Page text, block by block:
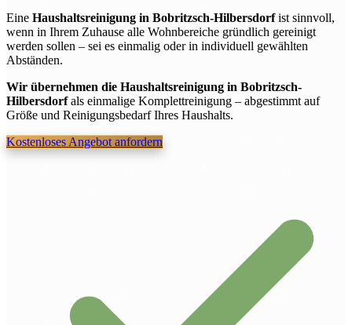
Eine Haushaltsreinigung in Bobritzsch-Hilbersdorfist sinnvoll,
wenn in Ihrem Zuhause alle Wohnbereiche gründlich gereinigt
werden sollen – sei es einmalig oder in individuell gewählten
Abständen.
Wir übernehmen die Haushaltsreinigung in Bobritzsch-
Hilbersdorfals einmalige Komplettreinigung – abgestimmt auf
Größe und Reinigungsbedarf Ihres Haushalts.
Kostenloses Angebot anfordern